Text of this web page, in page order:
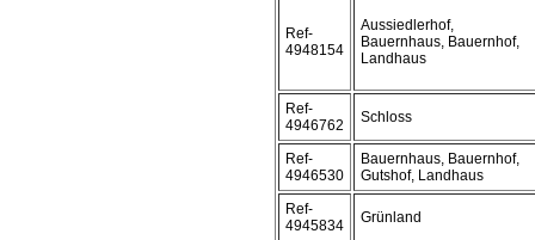
Ref-
4948154
Aussiedlerhof,
Bauernhaus, Bauernhof,
Landhaus
Ref-
4946762
Schloss
Ref-
4946530
Bauernhaus, Bauernhof,
Gutshof, Landhaus
Ref-
4945834
Grünland